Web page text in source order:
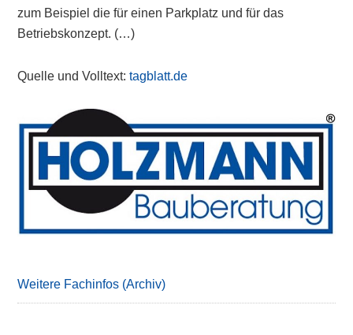
zum Beispiel die für einen Parkplatz und für das
Betriebskonzept. (…)
Quelle und Volltext:tagblatt.de
Primary
Sidebar
Weitere Fachinfos (Archiv)